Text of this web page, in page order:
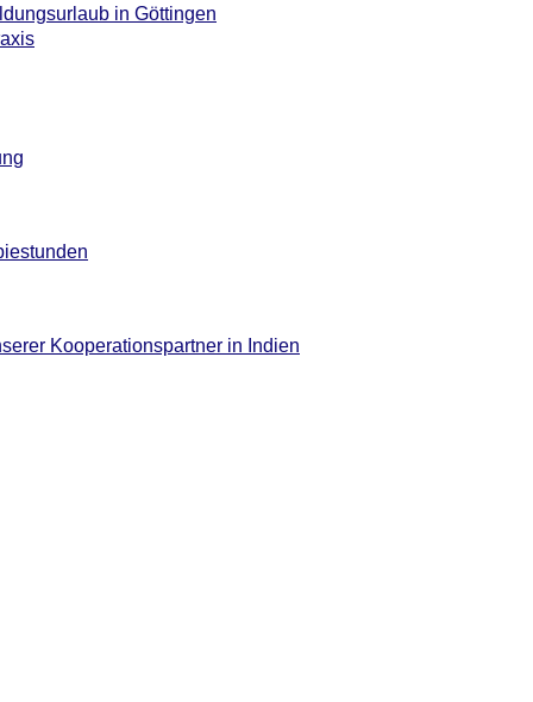
in Göttingen
Kooperationspartner in Indien